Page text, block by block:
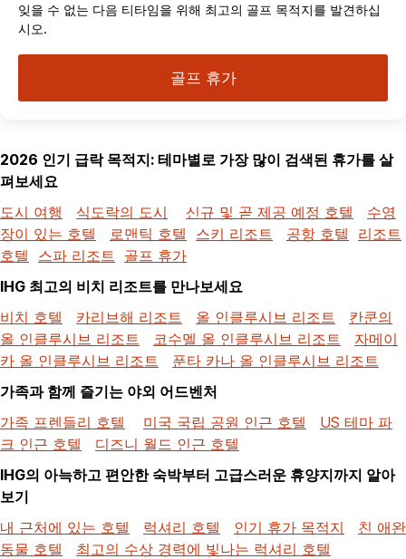
잊을 수 없는 다음 티타임을 위해 최고의 골프 목적지를 발견하십
시오.
골프 휴가
2026 인기 급락 목적지: 테마별로 가장 많이 검색된 휴가를 살
펴보세요
도시 여행
식도락의 도시 신규 및 곧 제공 예정 호텔
수영
장이 있는 호텔
로맨틱 호텔 스키 리조트 공항 호텔
리조트
호텔
스파 리조트
골프 휴가
IHG 최고의 비치 리조트를 만나보세요
비치 호텔
카리브해 리조트 올 인클루시브 리조트
칸쿤의
올 인클루시브 리조트
코수멜 올 인클루시브 리조트
자메이
카 올 인클루시브 리조트
푼타 카나 올 인클루시브 리조트
가족과 함께 즐기는 야외 어드벤처
가족 프렌들리 호텔
미국 국립 공원 인근 호텔
US 테마 파
크 인근 호텔
디즈니 월드 인근 호텔
IHG의 아늑하고 편안한 숙박부터 고급스러운 휴양지까지 알아
보기
내 근처에 있는 호텔
럭셔리 호텔 인기 휴가 목적지
친 애완
동물 호텔
최고의 수상 경력에 빛나는 럭셔리 호텔